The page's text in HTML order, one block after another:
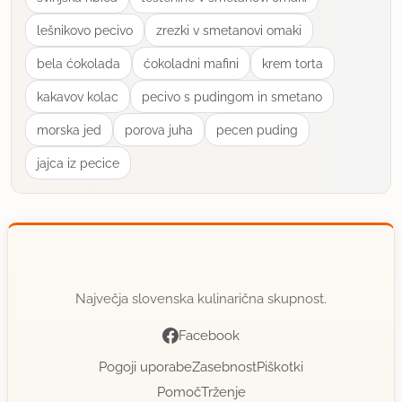
1.12.2005 ob 10:31
Lepa pikapolonica ! Čestitke za idejo !
_kekec_
član od 2005
uporabno
član od 2004 3792 sporočil
lešnikovo pecivo zrezki v smetanovi omaki
bela ćokolada ćokoladni mafini krem torta
kakavov kolac pecivo s pudingom in smetano
morska jed porova juha pecen puding
jajca iz pecice
Največja slovenska kulinarična skupnost.
Facebook
Pogoji uporabeZasebnostPiškotki
PomočTrženje